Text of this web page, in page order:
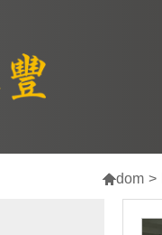
dom >